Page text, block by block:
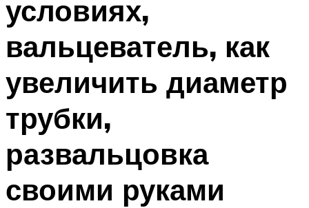
условиях,
вальцеватель, как
увеличить диаметр
трубки,
развальцовка
своими руками